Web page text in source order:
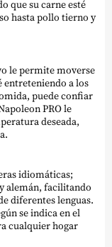
que su carne esté
hasta pollo tierno y
le permite moverse
entreteniendo a los
puede confiar
PRO le
deseada,
idiomáticas;
alemán, facilitando
diferentes lenguas.
se indica en el
cualquier hogar